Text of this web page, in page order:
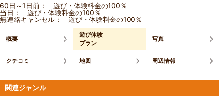
60日～1日前： 遊び・体験料金の100％
当日： 遊び・体験料金の100％
無連絡キャンセル： 遊び・体験料金の100％
概要
遊び体験
プラン
写真
クチコミ 地図 周辺情報
関連ジャンル